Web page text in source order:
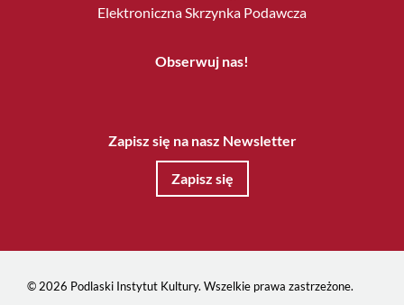
Elektroniczna Skrzynka Podawcza
Obserwuj nas!
Zapisz się na nasz Newsletter
Zapisz się
© 2026 Podlaski Instytut Kultury. Wszelkie prawa zastrzeżone.